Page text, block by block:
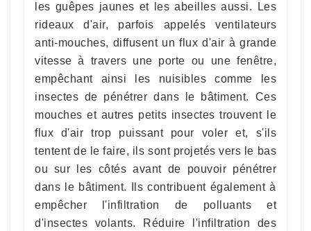
les guêpes jaunes et les abeilles aussi. Les
rideaux d'air, parfois appelés ventilateurs
anti-mouches, diffusent un flux d'air à grande
vitesse à travers une porte ou une fenêtre,
empêchant ainsi les nuisibles comme les
insectes de pénétrer dans le bâtiment. Ces
mouches et autres petits insectes trouvent le
flux d'air trop puissant pour voler et, s'ils
tentent de le faire, ils sont projetés vers le bas
ou sur les côtés avant de pouvoir pénétrer
dans le bâtiment. Ils contribuent également à
empêcher l'infiltration de polluants et
d'insectes volants. Réduire l'infiltration des